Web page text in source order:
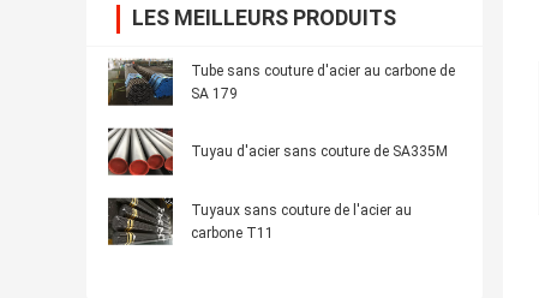
LES MEILLEURS PRODUITS
Tube sans couture d'acier au carbone de
SA 179
Tuyau d'acier sans couture de SA335M
Tuyaux sans couture de l'acier au
carbone T11